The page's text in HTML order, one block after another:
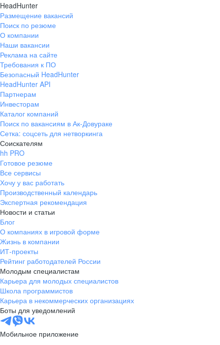
HeadHunter
Размещение вакансий
Поиск по резюме
О компании
Наши вакансии
Реклама на сайте
Требования к ПО
Безопасный HeadHunter
HeadHunter API
Партнерам
Инвесторам
Каталог компаний
Поиск по вакансиям в Ак-Довураке
Сетка: соцсеть для нетворкинга
Соискателям
hh PRO
Готовое резюме
Все сервисы
Хочу у вас работать
Производственный календарь
Экспертная рекомендация
Новости и статьи
Блог
О компаниях в игровой форме
Жизнь в компании
ИТ-проекты
Рейтинг работодателей России
Молодым специалистам
Карьера для молодых специалистов
Школа программистов
Карьера в некоммерческих организациях
Боты для уведомлений
Мобильное приложение